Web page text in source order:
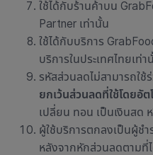
ใช้ได้กับร้านค้าบน
Partner เท่านั้น
ใช้ได้กับบริการ
บริการในประเทศไทยเท่า
รหัสส่วนลดไม่สามารถใ
ยกเว้นส่วนลดที่ใช้โดยอั
เปลี่ยน ทอน เป็นเงินสด
ผู้ใช้บริการตกลงเป็นผู้ชำ
หลังจากหักส่วนลดตามที่